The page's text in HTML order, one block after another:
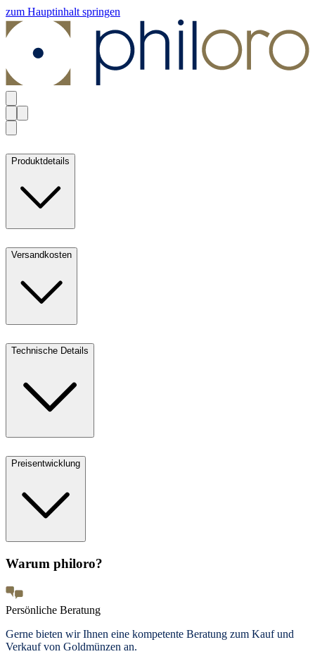
zum Hauptinhalt springen
Produktdetails
Versandkosten
Technische Details
Preisentwicklung
Warum philoro?
Persönliche Beratung
Gerne bieten wir Ihnen eine kompetente Beratung zum Kauf und
Verkauf von Goldmünzen an.